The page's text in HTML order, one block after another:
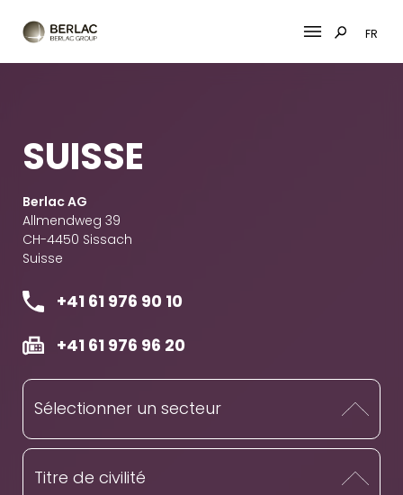
FR
SUISSE
Berlac AG
Allmendweg 39
CH-4450 Sissach
Suisse
+41 61 976 90 10
+41 61 976 96 20